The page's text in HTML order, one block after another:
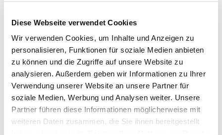
Diese Webseite verwendet Cookies
Wir verwenden Cookies, um Inhalte und Anzeigen zu
personalisieren, Funktionen für soziale Medien anbieten
zu können und die Zugriffe auf unsere Website zu
analysieren. Außerdem geben wir Informationen zu Ihrer
Verwendung unserer Website an unsere Partner für
soziale Medien, Werbung und Analysen weiter. Unsere
Partner führen diese Informationen möglicherweise mit
weiteren Daten zusammen, die Sie ihnen bereitgestellt